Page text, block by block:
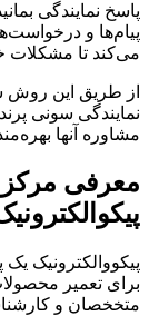
پاسخ نمایندگی
پیام‌ها و
می‌کند تا مشکلات
از طریق این روش
نمایندگی سونی
مشاوره آنها
معرفی
پیکووالکترونیک
برای تعمیر
متخخصان و